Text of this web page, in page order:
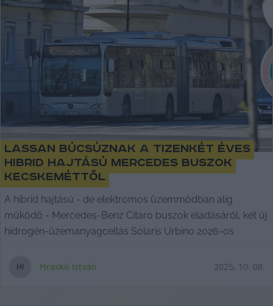
Lassan búcsúznak a tizenkét éves
hibrid hajtású Mercedes buszok
Kecskeméttől
A hibrid hajtású - de elektromos üzemmódban alig
működő - Mercedes-Benz Citaro buszok eladásáról, két új
hidrogén-üzemanyagcellás Solaris Urbino 2026-os
HI Hraskó István 2025. 10. 08.